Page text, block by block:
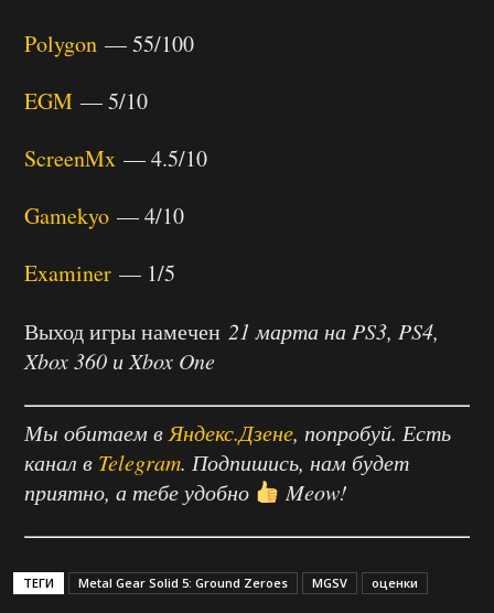
Polygon — 55/100
EGM — 5/10
ScreenMx — 4.5/10
Gamekyo — 4/10
Examiner — 1/5
Выход игры намечен 21 марта на PS3, PS4,
Xbox 360 и Xbox One
Мы обитаем в Яндекс.Дзене, попробуй. Есть
канал в Telegram. Подпишись, нам будет
приятно, а тебе удобно
Meow!
ТЕГИ Metal Gear Solid 5: Ground Zeroes MGSV оценки